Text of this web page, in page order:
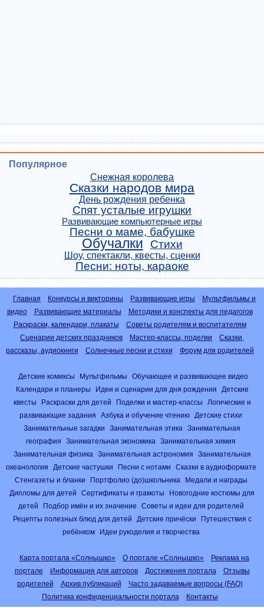
Популярное
Снежная королева
Сказки народов мира
День рождения ребенка
Спят усталые игрушки
Развивающие компьютерные игры
Песни о маме, бабушке
Обучалки Стихи
Шоу, спектакли, квесты, сценки
Песни: ноты, караоке
Главная Конкурсы и викторины Развивающие игры
Мультфильмы и
видео
Развивающие материалы
Методики и конспекты для педагогов
Раскраски, календари, плакаты
Советы родителям и воспитателям
Сценарии детских праздников
Мастер-классы, поделки
Сказки,
рассказы, аудиокниги
Солнечные песни и стихи Форум для родителей
Детские комиксы Мультфильмы
Обучающее и развивающее видео
Календари и планеры
Идеи и сценарии для дня рождения
Детские
квесты
Раскраски для детей Поделки и мастер-классы
Логические и
развивающие задания
Азбука и обучение чтению
Детские стихи
Занимательные загадки
Занимательная этика
Занимательная
география
Занимательная экономика
Занимательная химия
Занимательная физика
Занимательная астрономия
Занимательная
океанология
Детские частушки Песни с нотами
Сказки в аудиоформате
Стенгазеты и бланки
Портфолио (до)школьника
Медали и награды
Дипломы для детей
Сертификаты и грамоты
Новогодние костюмы для
детей
Подбор имён и их значение
Советы и идеи для родителей
Рецепты полезных блюд для детей
Детские причёски
Путешествия с
ребёнком
Идеи рукоделия и творчества
Карта портала «Солнышко» О портале «Солнышко»
Реклама на
портале
Информация для авторов Достижения портала
Отзывы
родителей
Архив публикаций
Часто задаваемые вопросы (FAQ)
Политика конфиденциальности портала
Контакты